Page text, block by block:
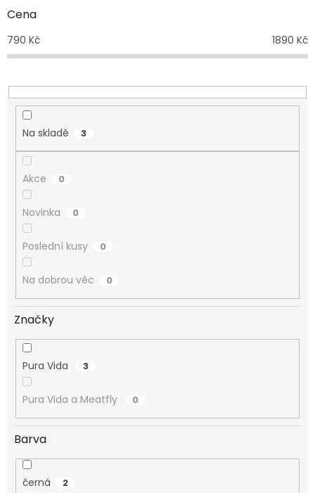
d
k
t
Cena
790 Kč 1890 Kč
Na skladě 3
Akce 0
Novinka 0
Poslední kusy 0
Na dobrou věc 0
Značky
Pura Vida 3
Pura Vida a Meatfly 0
Barva
černá 2